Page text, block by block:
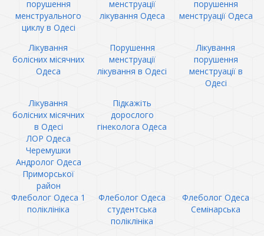
порушення
менструального
циклу в Одесі
менструації
лікування Одеса
порушення
менструації Одеса
Лікування
болісних місячних
Одеса
Порушення
менструації
лікування в Одесі
Лікування
порушення
менструації в
Одесі
Лікування
болісних місячних
в Одесі
Підкажіть
дорослого
гінеколога Одеса
ЛОР Одеса
Черемушки
Андролог Одеса
Приморської
район
Флеболог Одеса 1
поліклініка
Флеболог Одеса
студентська
поліклініка
Флеболог Одеса
Семінарська